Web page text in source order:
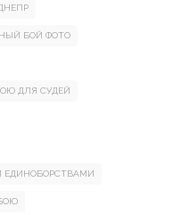
БОЙ ФОТО
ДЛЯ СУДЕЙ
ЕДИНОБОРСТВАМИ